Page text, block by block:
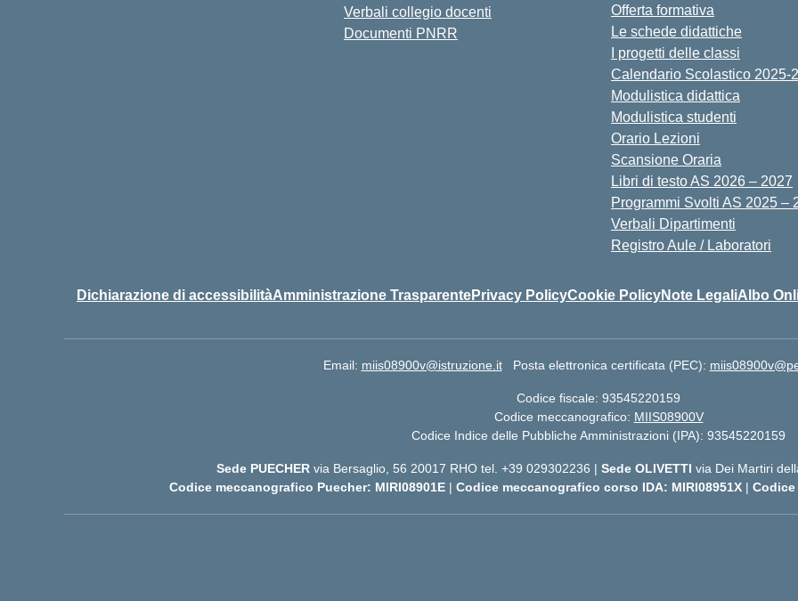
Verbali collegio docenti
Documenti PNRR
Offerta formativa
Le schede didattiche
I progetti delle classi
Calendario Scolastico 2025-
Modulistica didattica
Modulistica studenti
Orario Lezioni
Scansione Oraria
Libri di testo AS 2026 – 2027
Programmi Svolti AS 2025 –
Verbali Dipartimenti
Registro Aule / Laboratori
Dichiarazione di accessibilitàAmministrazione TrasparentePrivacy PolicyCookie PolicyNote LegaliAlbo
Email: miis08900v@istruzione.it Posta elettronica certificata (PEC):
Codice fiscale: 93545220159
Codice meccanografico: MIIS08900V
Codice Indice delle Pubbliche Amministrazioni (IPA): 93545220159
Sede PUECHER via Bersaglio, 56 20017 RHO tel. +39 029302236 | Sede OLIVETTI via Dei Martiri
Codice meccanografico Puecher: MIRI08901E | Codice meccanografico corso IDA: MIRI08951X | Codice